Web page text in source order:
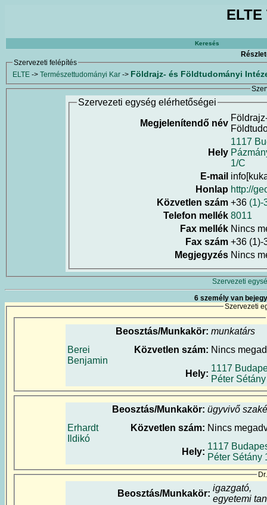
Keresés
Szervezeti felépítés
ELTE -> Természettudományi Kar -> Földrajz- és Földtudományi
Szervezeti egység elérhetőségei
Megjelenítendő név
Hely
1117
1/C
E-mail
Honlap http://
Közvetlen szám +36 (1)-
Telefon mellék 8011
Fax mellék Nincs
Fax szám +36 (1)-
Megjegyzés Nincs
Szervezeti
6 személy van
Szervezeti
Berei
Benjamin
Beosztás/Munkakör: munkatárs
Közvetlen szám: Nincs
Hely:
1117
Péter
Erhardt
Ildikó
Beosztás/Munkakör: ügyvivő
Közvetlen szám: Nincs
Hely:
1117
Péter Sétány
Beosztás/Munkakör:
igazgató,
egyetemi